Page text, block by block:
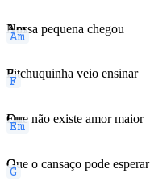
Am
Nossa pequena chegou
F
Pitchuquinha veio ensinar
Em
Que não existe amor maior
G
Que o cansaço pode esperar